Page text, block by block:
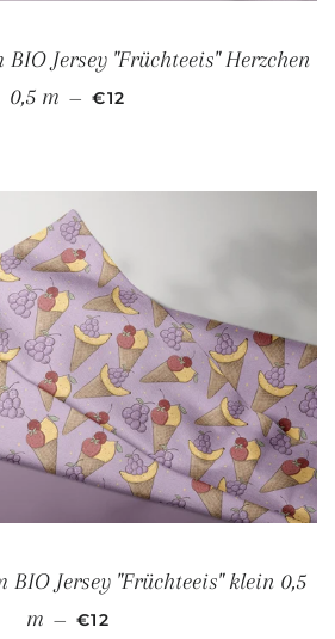
Jersey "Früchteeis" Herzchen
0,5 m — NORMALER PREIS
€12
BIO Jersey "Früchteeis" klein 0,5
m — NORMALER PREIS
€12